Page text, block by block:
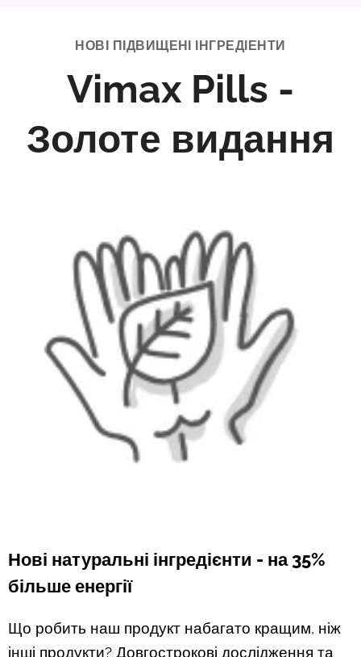
НОВІ ПІДВИЩЕНІ ІНГРЕДІЕНТИ
Vimax Pills -
Золоте видання
Нові натуральні інгредієнти - на 35%
більше енергії
Що робить наш продукт набагато кращим, ніж
інші продукти? Довгострокові дослідження та